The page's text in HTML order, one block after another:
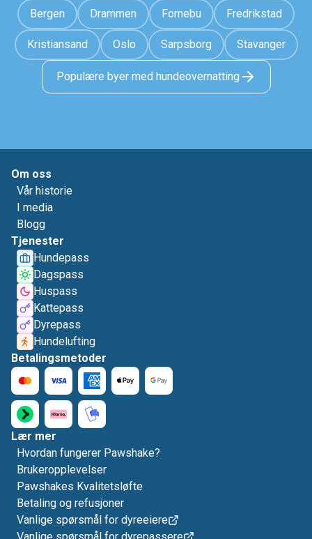
Bergen Drammen Fornebu Fredrikstad
Kristiansand Oslo Sarpsborg Stavanger
Populære byer med hundeovernatting
Om oss
Vår historie
I media
Blogg
Tjenester
Hundepass
Dagspass
Huspass
Kattepass
Dyrepass
Hundelufting
Betalingsmetoder
Lær mer
Hvordan fungerer Pawshake?
Brukeropplevelser
Pawshakes Kvalitetsløfte
Betaling og refusjoner
Vanlige spørsmål for dyreeiere